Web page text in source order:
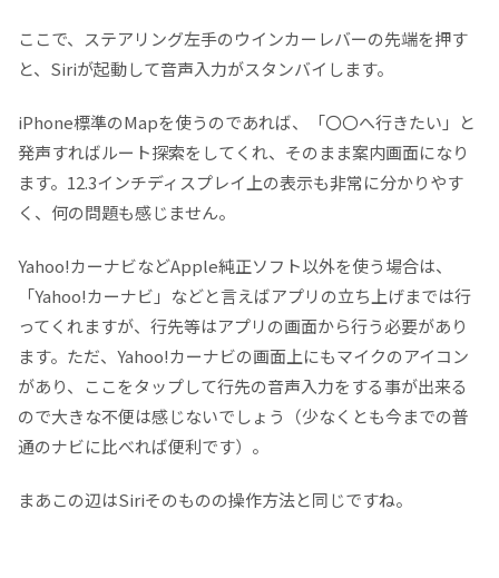
ここで、ステアリング左手のウインカーレバーの先端を押す
と、Siriが起動して音声入力がスタンバイします。
iPhone標準のMapを使うのであれば、「〇〇へ行きたい」と
発声すればルート探索をしてくれ、そのまま案内画面になり
ます。12.3インチディスプレイ上の表示も非常に分かりやす
く、何の問題も感じません。
Yahoo!カーナビなどApple純正ソフト以外を使う場合は、
「Yahoo!カーナビ」などと言えばアプリの立ち上げまでは行
ってくれますが、行先等はアプリの画面から行う必要があり
ます。ただ、Yahoo!カーナビの画面上にもマイクのアイコン
があり、ここをタップして行先の音声入力をする事が出来る
ので大きな不便は感じないでしょう（少なくとも今までの普
通のナビに比べれば便利です）。
まあこの辺はSiriそのものの操作方法と同じですね。